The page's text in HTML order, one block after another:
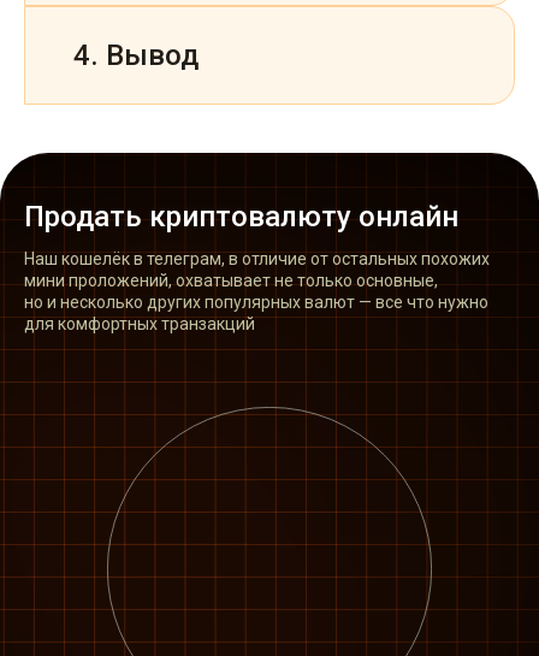
4. Вывод
Продать криптовалюту онлайн
Наш кошелёк в телеграм, в отличие от остальных похожих
мини проложений, охватывает не только основные,
но и несколько других популярных валют — все что нужно
для комфортных транзакций